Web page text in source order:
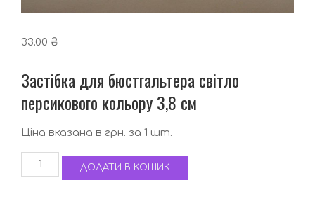
33.00 ₴
Застібка для бюстгальтера світло
персикового кольору 3,8 см
Ціна вказана в грн. за 1 шт.
Застібка
для
ДОДАТИ В КОШИК